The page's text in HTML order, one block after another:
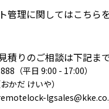
管理に関してはこちら
積りのご相談は下記ま
（平日 9:00 - 17:00）
かだ けいや）
メリット